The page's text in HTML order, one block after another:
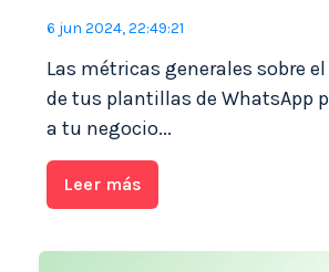
6 jun 2024, 22:49:21
Las métricas generales sobre
de tus plantillas de WhatsApp
a tu negocio...
Leer más